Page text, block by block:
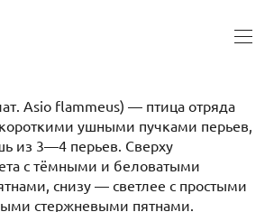
Asio flammeus) — птица отряда
ушными пучками перьев,
из 3—4 перьев. Сверху
с тёмными и беловатыми
снизу — светлее с простыми
стержневыми пятнами.